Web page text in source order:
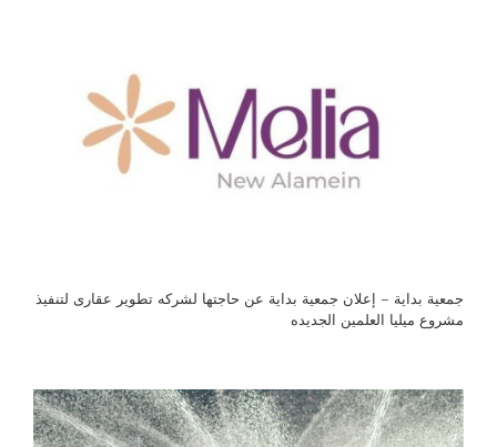
جمعية بداية – إعلان جمعية بداية عن حاجتها لشركه تطوير عقارى لتنفيذ
مشروع ميليا العلمين الجديده